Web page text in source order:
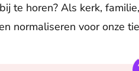
te horen? Als kerk,
normaliseren voor onze